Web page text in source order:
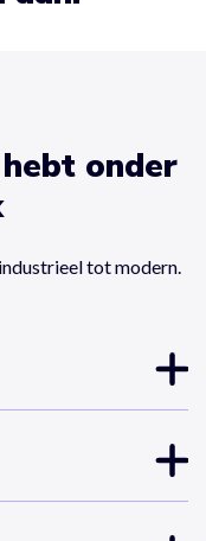
onder
tot modern.